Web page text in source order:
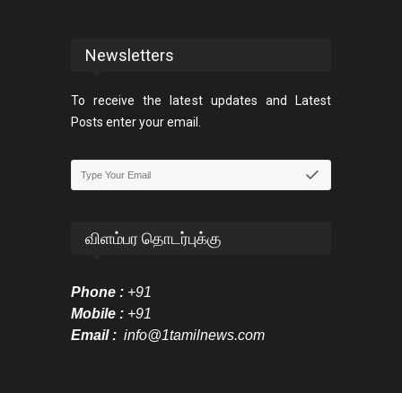
Newsletters
To receive the latest updates and Latest
Posts enter your email.
விளம்பர தொடர்புக்கு
Phone : +91
Mobile : +91
Email : info@1tamilnews.com